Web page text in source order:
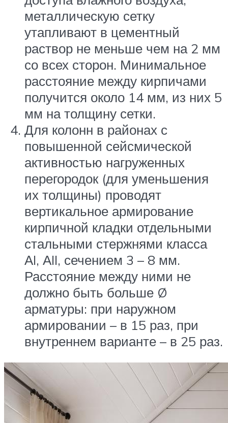
металлическую сетку
утапливают в цементный
раствор не меньше чем на 2 мм
со всех сторон. Минимальное
расстояние между кирпичами
получится около 14 мм, из них 5
мм на толщину сетки.
Для колонн в районах с
повышенной сейсмической
активностью нагруженных
перегородок (для уменьшения
их толщины) проводят
вертикальное армирование
кирпичной кладки отдельными
стальными стержнями класса
АI, АII, сечением 3 – 8 мм.
Расстояние между ними не
должно быть больше Ø
арматуры: при наружном
армировании – в 15 раз, при
внутреннем варианте – в 25 раз.